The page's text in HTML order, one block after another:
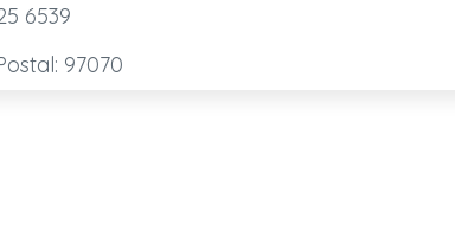
6539
97070